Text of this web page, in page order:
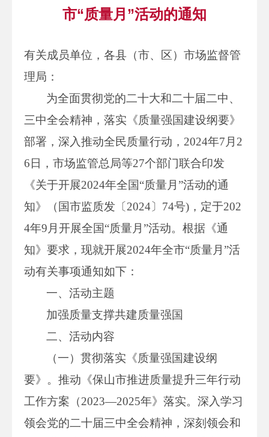
市“质量月”活动的通知
有关成员单位，各县（市、区）市场监督管
理局：
为全面贯彻党的二十大和二十届二中、
三中全会精神，落实《质量强国建设纲要》
部署，深入推动全民质量行动，2024年7月2
6日，市场监管总局等27个部门联合印发
《关于开展2024年全国“质量月”活动的通
知》（国市监质发〔2024〕74号)，定于202
4年9月开展全国“质量月”活动。根据《通
知》要求，现就开展2024年全市“质量月”活
动有关事项通知如下：
一、活动主题
加强质量支撑共建质量强国
二、活动内容
（一）贯彻落实《质量强国建设纲
要》。推动《保山市推进质量提升三年行动
工作方案（2023—2025年》落实。深入学习
领会党的二十届三中全会精神，深刻领会和